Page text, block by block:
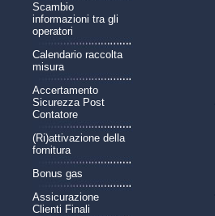
Scambio
informazioni tra gli
operatori
Calendario raccolta
misura
Accertamento
Sicurezza Post
Contatore
(Ri)attivazione della
fornitura
Bonus gas
Assicurazione
Clienti Finali